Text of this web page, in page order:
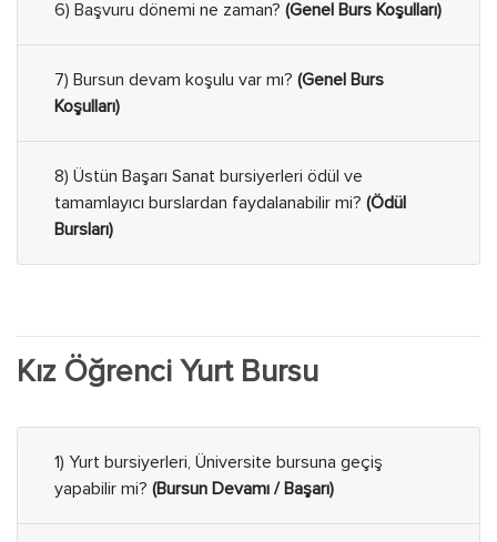
6) Başvuru dönemi ne zaman? (Genel Burs Koşulları)
7) Bursun devam koşulu var mı? (Genel Burs
Koşulları)
8) Üstün Başarı Sanat bursiyerleri ödül ve
tamamlayıcı burslardan faydalanabilir mi? (Ödül
Bursları)
Kız Öğrenci Yurt Bursu
1) Yurt bursiyerleri, Üniversite bursuna geçiş
yapabilir mi? (Bursun Devamı / Başarı)